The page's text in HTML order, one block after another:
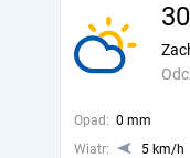
Opad: 0 mm
Wiatr:
5 km/h